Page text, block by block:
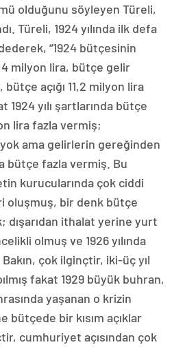
olduğunu söyleyen Türeli,
Türeli, 1924 yılında ilk defa
“1924 bütçesinin
milyon lira, bütçe gelir
açığı 11,2 milyon lira
yılı şartlarında bütçe
lira fazla vermiş;
yok ama gelirlerin gereğinden
bütçe fazla vermiş. Bu
kurucularında çok ciddi
oluşmuş, bir denk bütçe
dışarıdan ithalat yerine yurt
olmuş ve 1926 yılında
çok ilginçtir, iki-üç yıl
fakat 1929 büyük buhran,
yaşanan o krizin
bütçede bir kısım açıklar
cumhuriyet açısından çok